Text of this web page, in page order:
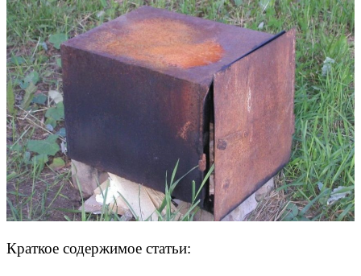
Краткое содержимое статьи: